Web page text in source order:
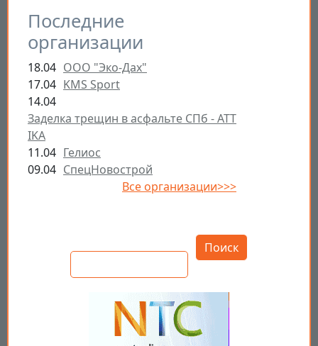
Последние
организации
18.04 ООО "Эко-Дах"
17.04 KMS Sport
14.04
Заделка трещин в асфальте СПб - ATT
IKA
11.04 Гелиос
09.04 СпецНовострой
Все организации>>>